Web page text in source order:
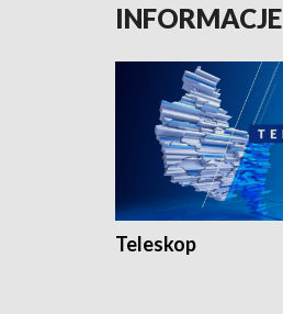
INFORMACJE
Teleskop